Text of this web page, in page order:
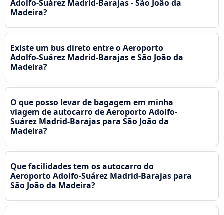
Adolfo-Suárez Madrid-Barajas - São João da
Madeira?
Existe um bus direto entre o Aeroporto
Adolfo-Suárez Madrid-Barajas e São João da
Madeira?
O que posso levar de bagagem em minha
viagem de autocarro de Aeroporto Adolfo-
Suárez Madrid-Barajas para São João da
Madeira?
Que facilidades tem os autocarro do
Aeroporto Adolfo-Suárez Madrid-Barajas para
São João da Madeira?